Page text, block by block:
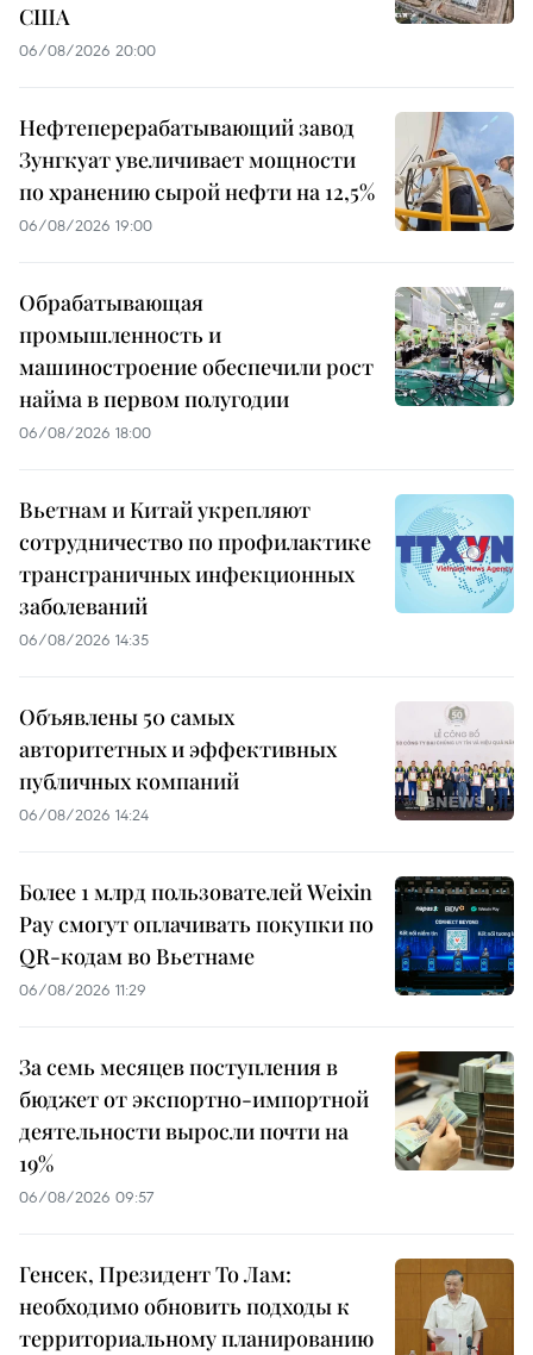
США
06/08/2026 20:00
Нефтеперерабатывающий завод
Зунгкуат увеличивает мощности
по хранению сырой нефти на 12,5%
06/08/2026 19:00
Обрабатывающая
промышленность и
машиностроение обеспечили рост
найма в первом полугодии
06/08/2026 18:00
Вьетнам и Китай укрепляют
сотрудничество по профилактике
трансграничных инфекционных
заболеваний
06/08/2026 14:35
Объявлены 50 самых
авторитетных и эффективных
публичных компаний
06/08/2026 14:24
Более 1 млрд пользователей Weixin
Pay смогут оплачивать покупки по
QR-кодам во Вьетнаме
06/08/2026 11:29
За семь месяцев поступления в
бюджет от экспортно-импортной
деятельности выросли почти на
19%
06/08/2026 09:57
Генсек, Президент То Лам:
необходимо обновить подходы к
территориальному планированию